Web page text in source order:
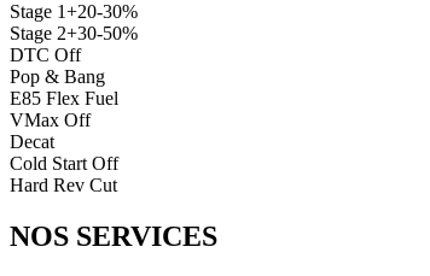
Stage 1+20-30%
Stage 2+30-50%
DTC Off
Pop & Bang
E85 Flex Fuel
VMax Off
Decat
Cold Start Off
Hard Rev Cut
NOS SERVICES